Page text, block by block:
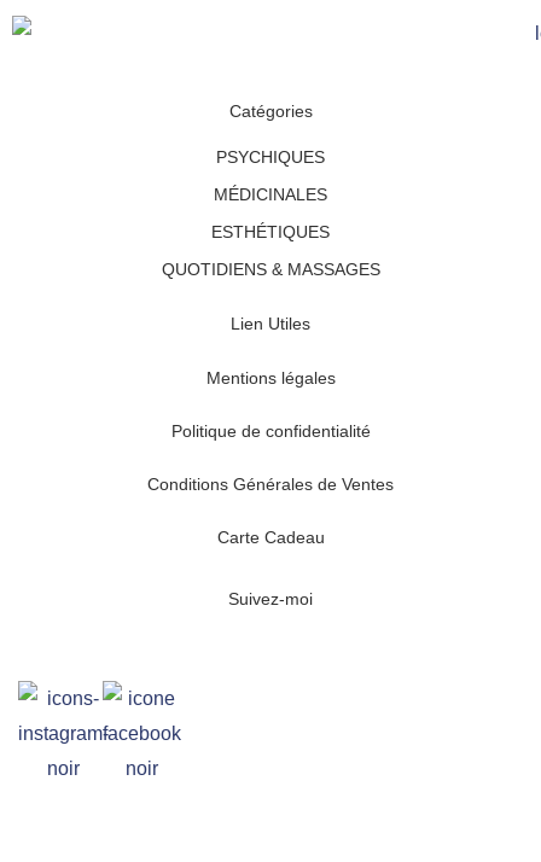
Catégories
PSYCHIQUES
MÉDICINALES
ESTHÉTIQUES
QUOTIDIENS & MASSAGES
Lien Utiles
Mentions légales
Politique de confidentialité
Conditions Générales de Ventes
Carte Cadeau
Suivez-moi